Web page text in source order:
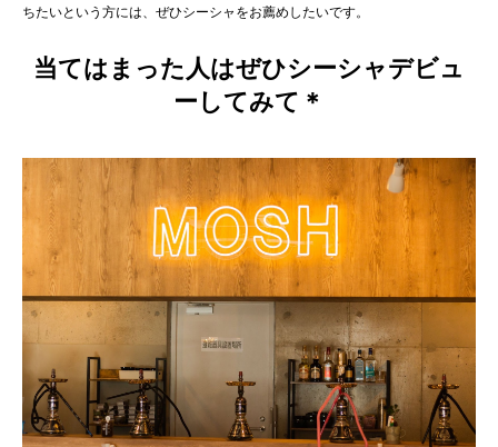
ちたいという方には、ぜひシーシャをお薦めしたいです。
当てはまった人はぜひシーシャデビュ
ーしてみて＊